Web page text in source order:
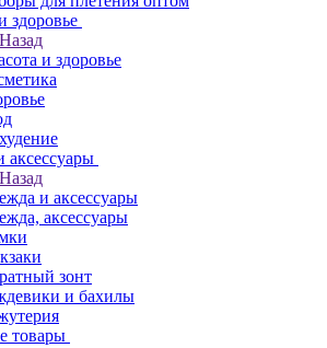
здоровье
Назад
и здоровье
аксессуары
Назад
и аксессуары
аксессуары
зонт
и бахилы
товары